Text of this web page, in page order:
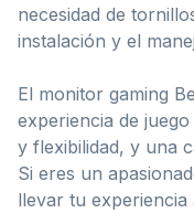
necesidad de
instalación y el
El monitor gaming
experiencia de
y flexibilidad, y una
Si eres un
llevar tu experiencia